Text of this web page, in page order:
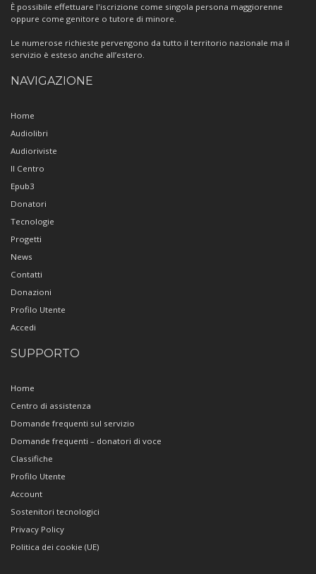
È possibile effettuare l'iscrizione come singola persona maggiorenne
oppure come genitore o tutore di minore.
Le numerose richieste pervengono da tutto il territorio nazionale ma il
servizio è esteso anche all’estero.
NAVIGAZIONE
Home
Audiolibri
Audioriviste
Il Centro
Epub3
Donatori
Tecnologie
Progetti
News
Contatti
Donazioni
Profilo Utente
Accedi
SUPPORTO
Home
Centro di assistenza
Domande frequenti sul servizio
Domande frequenti – donatori di voce
Classifiche
Profilo Utente
Account
Sostenitori tecnologici
Privacy Policy
Politica dei cookie (UE)